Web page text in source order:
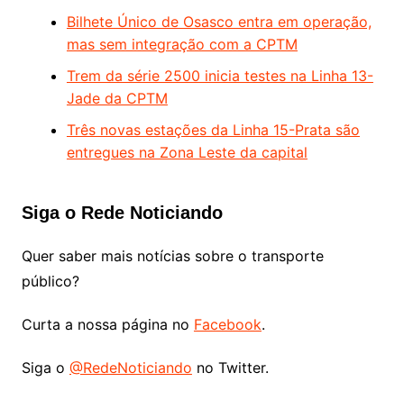
Bilhete Único de Osasco entra em operação,
mas sem integração com a CPTM
Trem da série 2500 inicia testes na Linha 13-
Jade da CPTM
Três novas estações da Linha 15-Prata são
entregues na Zona Leste da capital
Siga o Rede Noticiando
Quer saber mais notícias sobre o transporte
público?
Curta a nossa página no Facebook.
Siga o @RedeNoticiando no Twitter.